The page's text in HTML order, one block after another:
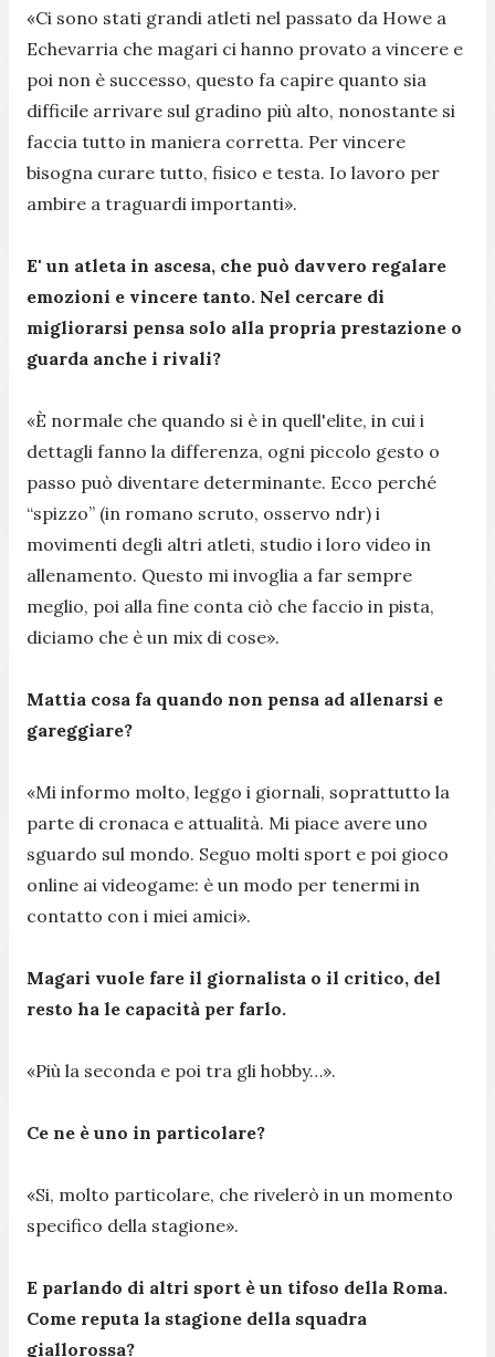
«Ci sono stati grandi atleti nel passato da Howe a
Echevarria che magari ci hanno provato a vincere e
poi non è successo, questo fa capire quanto sia
difficile arrivare sul gradino più alto, nonostante si
faccia tutto in maniera corretta. Per vincere
bisogna curare tutto, fisico e testa. Io lavoro per
ambire a traguardi importanti».
E' un atleta in ascesa, che può davvero regalare
emozioni e vincere tanto. Nel cercare di
migliorarsi pensa solo alla propria prestazione o
guarda anche i rivali?
«È normale che quando si è in quell'elite, in cui i
dettagli fanno la differenza, ogni piccolo gesto o
passo può diventare determinante. Ecco perché
“spizzo” (in romano scruto, osservo ndr) i
movimenti degli altri atleti, studio i loro video in
allenamento. Questo mi invoglia a far sempre
meglio, poi alla fine conta ciò che faccio in pista,
diciamo che è un mix di cose».
Mattia cosa fa quando non pensa ad allenarsi e
gareggiare?
«Mi informo molto, leggo i giornali, soprattutto la
parte di cronaca e attualità. Mi piace avere uno
sguardo sul mondo. Seguo molti sport e poi gioco
online ai videogame: è un modo per tenermi in
contatto con i miei amici».
Magari vuole fare il giornalista o il critico, del
resto ha le capacità per farlo.
«Più la seconda e poi tra gli hobby…».
Ce ne è uno in particolare?
«Si, molto particolare, che rivelerò in un momento
specifico della stagione».
E parlando di altri sport è un tifoso della Roma.
Come reputa la stagione della squadra
giallorossa?